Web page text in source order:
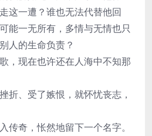
这一遭？谁也无法代替他回
能一无所有，多情与无情也只
人的生命负责？
现在也许还在人海中不知那
、受了嫉恨，就怀忧丧志，
奇，怅然地留下一个名字。